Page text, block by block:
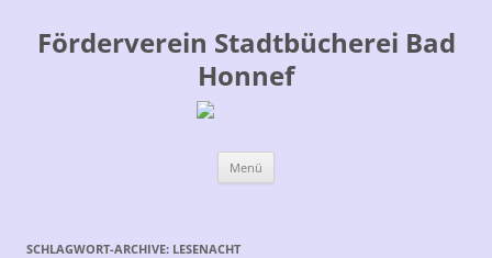
Förderverein Stadtbücherei Bad
Honnef
Menü
SCHLAGWORT-ARCHIVE: LESENACHT